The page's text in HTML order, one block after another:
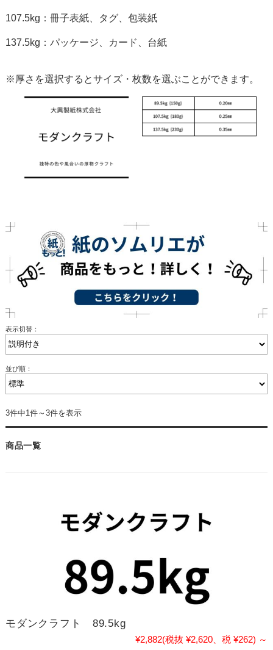
107.5kg：冊子表紙、タグ、包装紙
137.5kg：パッケージ、カード、台紙
※厚さを選択するとサイズ・枚数を選ぶことができます。
表示切替：
並び順：
3件中1件～3件を表示
商品一覧
モダンクラフト 89.5kg
¥2,882(税抜 ¥2,620、税 ¥262) ～